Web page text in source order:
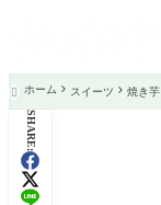
 ホーム スイーツ 焼き芋
SHARE: